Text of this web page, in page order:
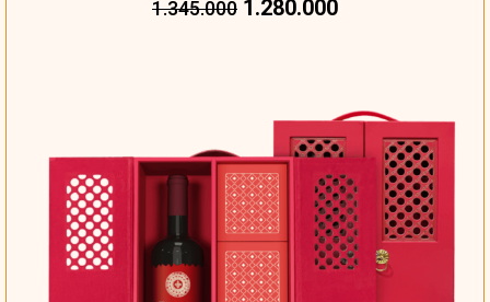
1.345.000 1.280.000